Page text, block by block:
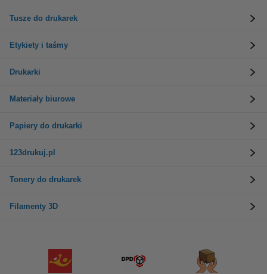
Tusze do drukarek
Etykiety i taśmy
Drukarki
Materiały biurowe
Papiery do drukarki
123drukuj.pl
Tonery do drukarek
Filamenty 3D